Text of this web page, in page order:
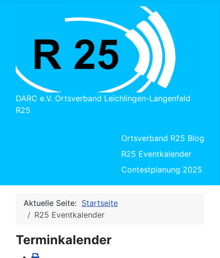
DARC e.V. Ortsverband Leichlingen-Langenfeld
R25
Ortsverband R25 Blog
R25 Eventkalender
Contestplanung 2025
Aktuelle Seite: Startseite
R25 Eventkalender
Terminkalender